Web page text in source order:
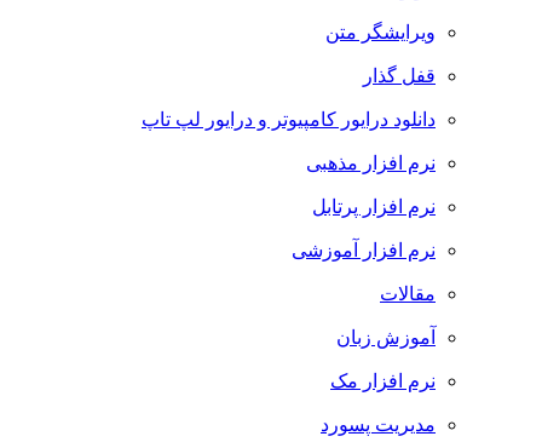
ویرایشگر متن
قفل گذار
دانلود درایور کامپیوتر و درایور لپ تاپ
نرم افزار مذهبی
نرم افزار پرتابل
نرم افزار آموزشی
مقالات
آموزش زبان
نرم افزار مک
مدیریت پسورد